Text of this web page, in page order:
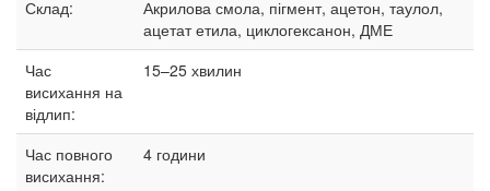
Склад:
Акрилова смола, пігмент, ацетон, таулол,
ацетат етила, циклогексанон, ДМЕ
Час
висихання на
відлип:
15–25 хвилин
Час повного
висихання:
4 години